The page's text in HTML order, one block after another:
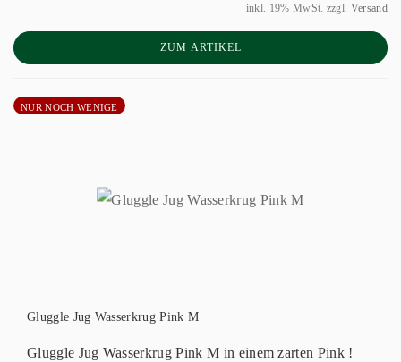
inkl. 19% MwSt. zzgl. Versand
ZUM ARTIKEL
NUR NOCH WENIGE
Gluggle Jug Wasserkrug Pink M
Gluggle Jug Wasserkrug Pink M in einem zarten Pink !